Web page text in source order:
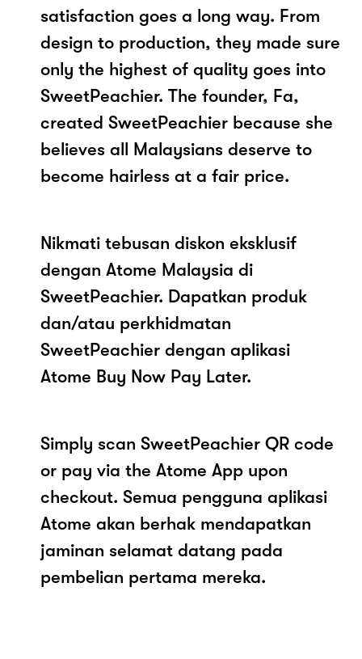
satisfaction goes a long way. From
design to production, they made sure
only the highest of quality goes into
SweetPeachier. The founder, Fa,
created SweetPeachier because she
believes all Malaysians deserve to
become hairless at a fair price.
Nikmati tebusan diskon eksklusif
dengan Atome Malaysia di
SweetPeachier. Dapatkan produk
dan/atau perkhidmatan
SweetPeachier dengan aplikasi
Atome Buy Now Pay Later.
Simply scan SweetPeachier QR code
or pay via the Atome App upon
checkout. Semua pengguna aplikasi
Atome akan berhak mendapatkan
jaminan selamat datang pada
pembelian pertama mereka.